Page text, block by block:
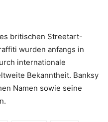
britischen Streetart-
wurden anfangs in
internationale
Bekanntheit. Banksy
Namen sowie seine